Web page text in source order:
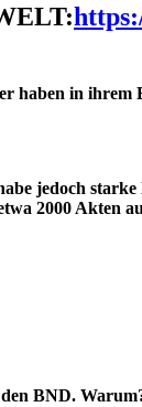
haben in
jedoch
2000 Akten
BND.